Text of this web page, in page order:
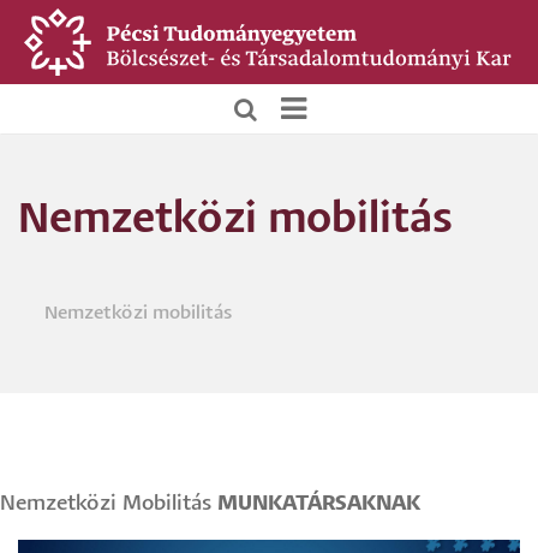
Ugrás
tartalomra
Főoldali
Nemzetközi mobilitás
Nemzetközi mobilitás
Nemzetközi Mobilitás MUNKATÁRSAKNAK